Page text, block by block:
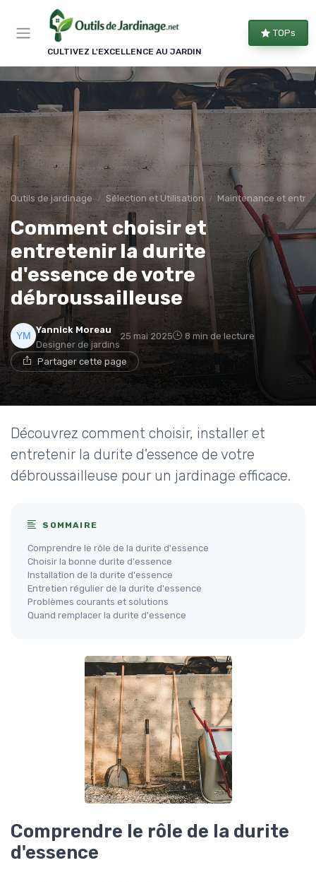
CULTIVEZ L'EXCELLENCE AU JARDIN
TOPs
Outils de jardinage Sélection et Utilisation Maintenance et
Comment choisir et
entretenir la durite
d'essence de votre
débroussailleuse
Yannick Moreau
Designer de jardins
25 mai 2025 8 min de lecture
Partager cette page
Découvrez comment choisir, installer et
entretenir la durite d'essence de votre
débroussailleuse pour un jardinage efficace.
SOMMAIRE
Comprendre le rôle de la durite d'essence
Choisir la bonne durite d'essence
Installation de la durite d'essence
Entretien régulier de la durite d'essence
Problèmes courants et solutions
Quand remplacer la durite d'essence
Comprendre le rôle de la durite
d'essence
Panneau de gestion des cookies